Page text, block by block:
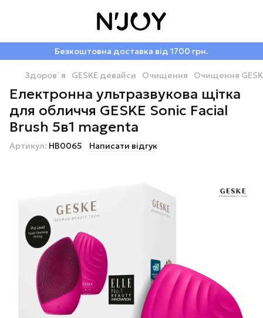
Безкоштовна доставка від 1700 грн.
Здоров`я GESKE девайси Очищення Очищення
Електронна ультразвукова щітка
для обличчя GESKE Sonic Facial
Brush 5в1 magenta
Артикул: HB0065 Написати відгук